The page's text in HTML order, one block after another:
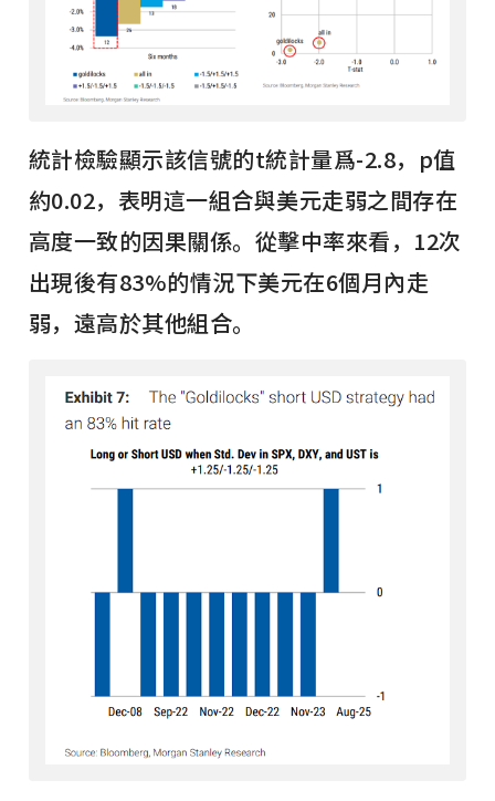
統計檢驗顯示該信號的t統計量爲-2.8，p值
約0.02，表明這一組合與美元走弱之間存在
高度一致的因果關係。從擊中率來看，12次
出現後有83%的情況下美元在6個月內走
弱，遠高於其他組合。